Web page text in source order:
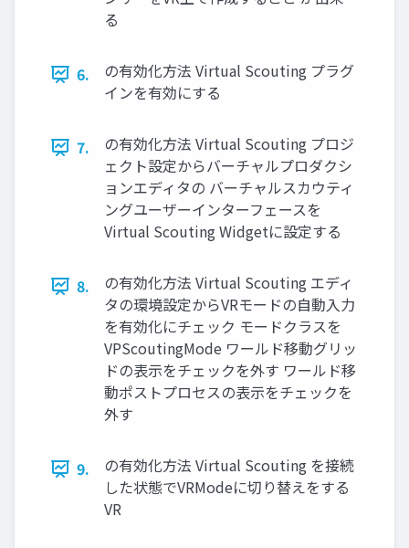
る
6.
の有効化方法 Virtual Scouting プラグ
インを有効にする
7.
の有効化方法 Virtual Scouting プロジ
ェクト設定からバーチャルプロダクシ
ョンエディタの バーチャルスカウティ
ングユーザーインターフェースを
Virtual Scouting Widgetに設定する
8.
の有効化方法 Virtual Scouting エディ
タの環境設定からVRモードの自動入力
を有効化にチェック モードクラスを
VPScoutingMode ワールド移動グリッ
ドの表示をチェックを外す ワールド移
動ポストプロセスの表示をチェックを
外す
9.
の有効化方法 Virtual Scouting を接続
した状態でVRModeに切り替えをする
VR